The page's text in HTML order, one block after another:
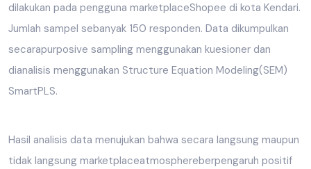
dilakukan pada pengguna marketplaceShopee di kota Kendari.
Jumlah sampel sebanyak 150 responden. Data dikumpulkan
secarapurposive sampling menggunakan kuesioner dan
dianalisis menggunakan Structure Equation Modeling(SEM)
SmartPLS.
Hasil analisis data menujukan bahwa secara langsung maupun
tidak langsung marketplaceatmosphereberpengaruh positif